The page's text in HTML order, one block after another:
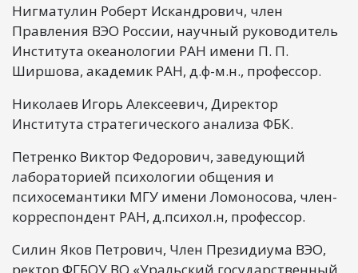
Нигматулин Роберт Искандрович, член
Правления ВЭО России, научный руководитель
Института океанологии РАН имени П. П.
Ширшова, академик РАН, д.ф-м.н., профессор.
Николаев Игорь Алексеевич, Директор
Института стратегического анализа ФБК.
Петренко Виктор Федорович, заведующий
лабораторией психологии общения и
психосемантики МГУ имени Ломоносова, член-
корреспондент РАН, д.психол.н, профессор.
Силин Яков Петрович, Член Президиума ВЭО,
ректор ФГБОУ ВО «Уральский государственный